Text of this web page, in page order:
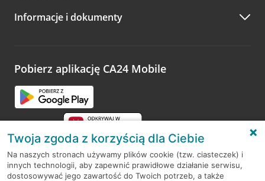
Zachęcamy do podzielenia się z nami opinią o wizycie.
opinie.
Informacje i dokumenty
Pobierz aplikację CA24 Mobile
RODO
Twoja zgoda z korzyścią dla Ciebie
Na naszych stronach używamy plików cookie (tzw. ciasteczek) i
innych technologii, aby zapewnić prawidłowe działanie serwisu,
dostosowywać jego zawartość do Twoich potrzeb, a także